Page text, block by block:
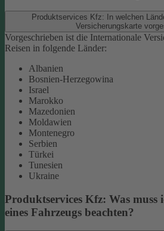
Produktservices Kfz: In welchen
Versicherungskarte
Vorgeschrieben ist die Internationale
Reisen in folgende Länder:
Albanien
Bosnien-Herzegowina
Israel
Marokko
Mazedonien
Moldawien
Montenegro
Serbien
Türkei
Tunesien
Ukraine
Produktservices Kfz: Was muss
eines Fahrzeugs beachten?